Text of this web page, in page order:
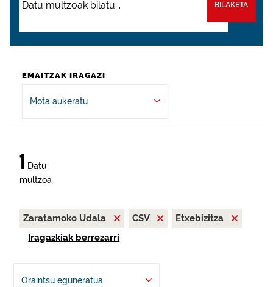
BILAKETA
EMAITZAK IRAGAZI
Mota aukeratu
1 Datu
multzoa
Zaratamoko Udala CSV
Etxebizitza
Iragazkiak berrezarri
Oraintsu eguneratua